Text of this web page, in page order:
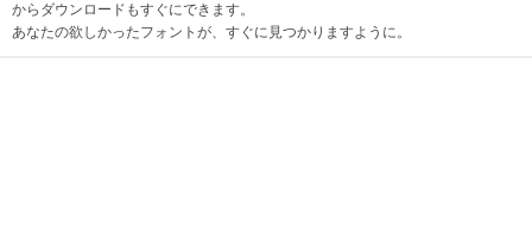
からダウンロードもすぐにできます。
あなたの欲しかったフォントが、すぐに見つかりますように。